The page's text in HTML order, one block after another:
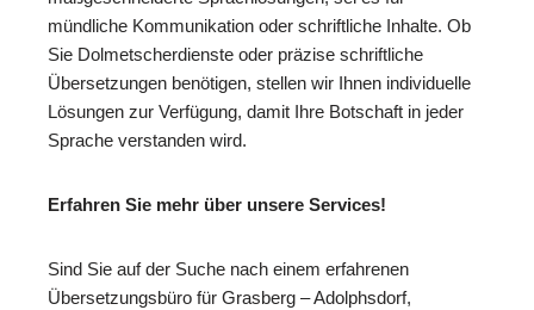
mündliche Kommunikation oder schriftliche Inhalte. Ob
Sie Dolmetscherdienste oder präzise schriftliche
Übersetzungen benötigen, stellen wir Ihnen individuelle
Lösungen zur Verfügung, damit Ihre Botschaft in jeder
Sprache verstanden wird.
Erfahren Sie mehr über unsere Services!
Sind Sie auf der Suche nach einem erfahrenen
Übersetzungsbüro für Grasberg – Adolphsdorf,